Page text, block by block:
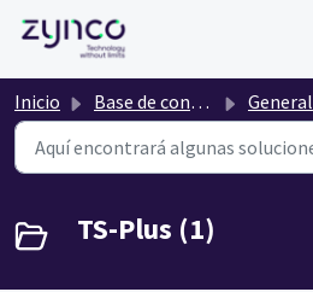
Inicio Base de conocimientos General
TS-Plus (1)